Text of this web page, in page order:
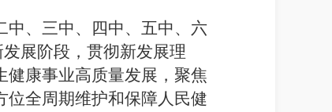
中、三中、四中、五中、六
展阶段，贯彻新发展理
健康事业高质量发展，聚焦
位全周期维护和保障人民健